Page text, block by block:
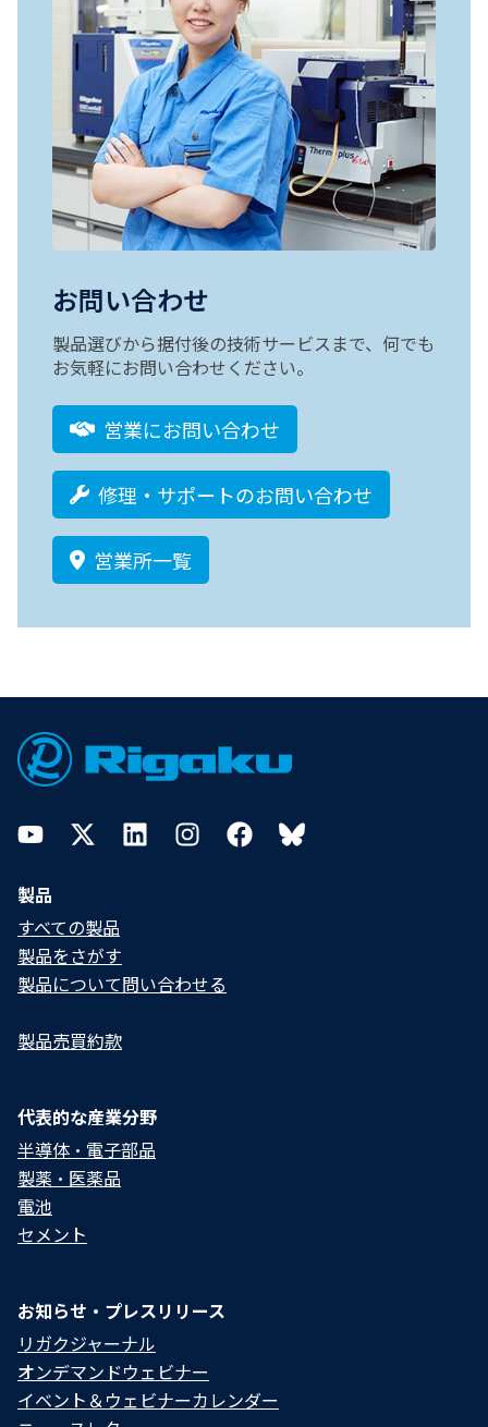
お問い合わせ
製品選びから据付後の技術サービスまで、何でも
お気軽にお問い合わせください。
営業にお問い合わせ
修理・サポートのお問い合わせ
営業所一覧
Footer
YouTubeTwitterLinkedInInstagramFacebookBluesky
製品
すべての製品
製品をさがす
製品について問い合わせる​
製品売買約款
代表的な産業分野
半導体・電子部品
製薬・医薬品
電池
セメント
お知らせ・プレスリリース
リガクジャーナル
オンデマンドウェビナー
イベント＆ウェビナーカレンダー